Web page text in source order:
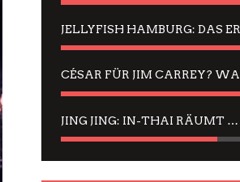
JING JING: IN-THAI RÄUMT WIEDER TITEL AB – EIN ZWEI-STUNDEN-ERLEBNISBERICHT